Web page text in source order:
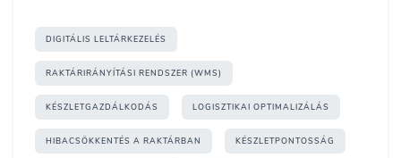
DIGITÁLIS LELTÁRKEZELÉS
RAKTÁRIRÁNYÍTÁSI RENDSZER (WMS)
KÉSZLETGAZDÁLKODÁS LOGISZTIKAI OPTIMALIZÁLÁS
HIBACSÖKKENTÉS A RAKTÁRBAN KÉSZLETPONTOSSÁG